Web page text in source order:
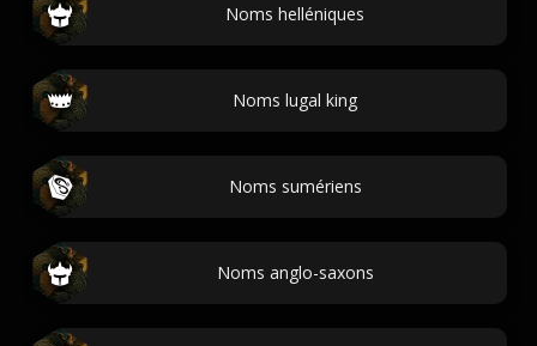
Noms helléniques
Noms lugal king
Noms sumériens
Noms anglo-saxons